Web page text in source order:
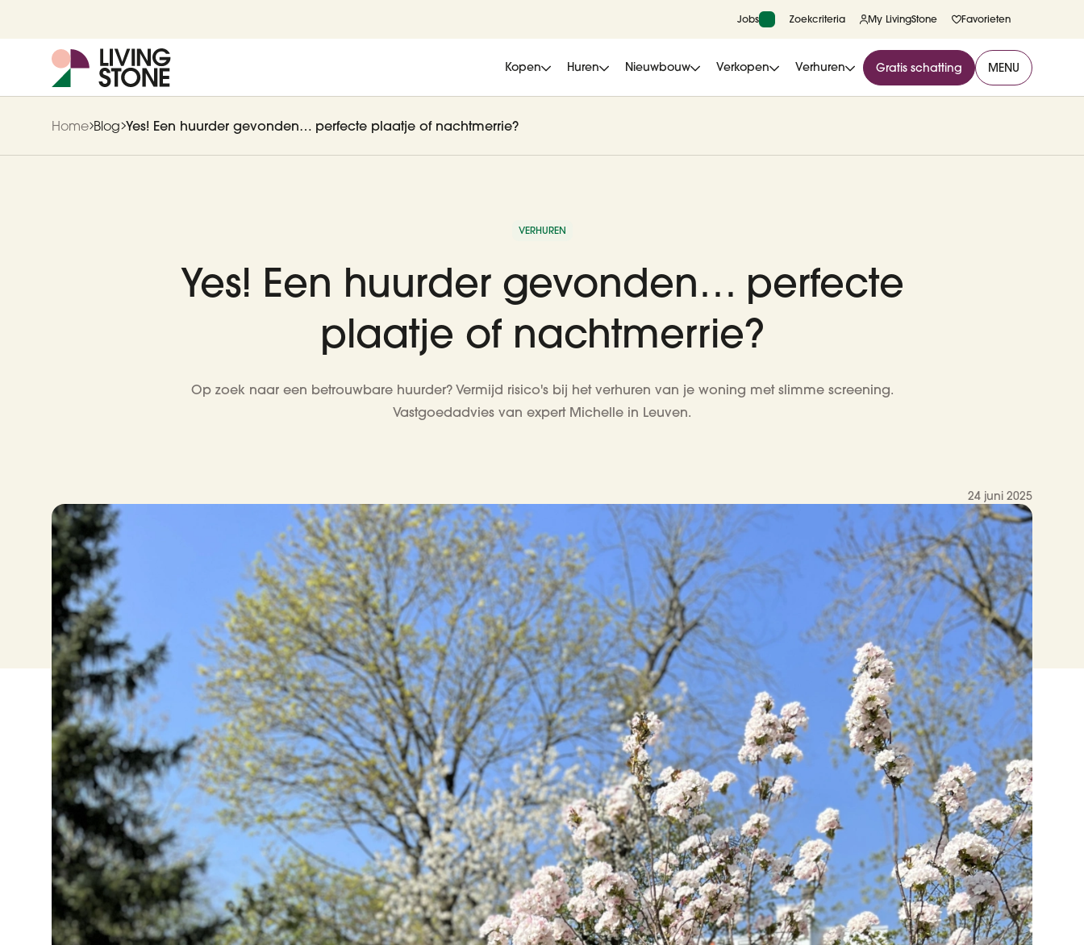
Jobs Zoekcriteria My LivingStone Favorieten
Kopen Huren Nieuwbouw Verkopen Verhuren Gratis schatting MENU
Home Blog Yes! Een huurder gevonden… perfecte plaatje of nachtmerrie?
VERHUREN
Yes! Een huurder gevonden… perfecte
plaatje of nachtmerrie?
Op zoek naar een betrouwbare huurder? Vermijd risico's bij het verhuren van je woning met slimme screening.
Vastgoedadvies van expert Michelle in Leuven.
24 juni 2025